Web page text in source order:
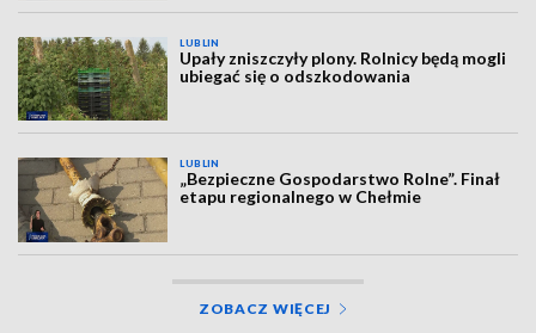
LUBLIN
Upały zniszczyły plony. Rolnicy będą mogli
ubiegać się o odszkodowania
LUBLIN
„Bezpieczne Gospodarstwo Rolne”. Finał
etapu regionalnego w Chełmie
ZOBACZ WIĘCEJ